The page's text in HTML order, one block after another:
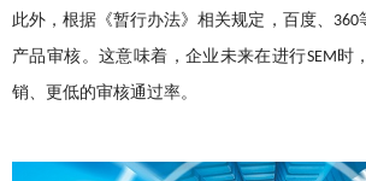
此外，根据《暂行办法》相关规定，百度、 360
产品审核。这意味着，企业未来在进行SEM时
销、更低的审核通过率。